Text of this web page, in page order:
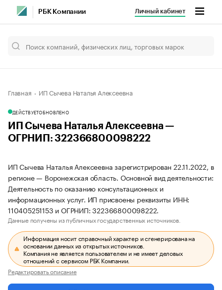
РБК Компании Личный кабинет
Главная ИП Сычева Наталья Алексеевна
ДЕЙСТВУЕТОБНОВЛЕНО
ИП Сычева Наталья Алексеевна —
ОГРНИП: 322366800098222
ИП Сычева Наталья Алексеевна зарегистрирован 22.11.2022, в
регионе — Воронежская область. Основной вид деятельности:
Деятельность по оказанию консультационных и
информационных услуг. ИП присвоены реквизиты ИНН:
110405251153 и ОГРНИП: 322366800098222.
Данные получены из публичных государственных источников.
Информация носит справочный характер и сгенерирована на
основании данных из открытых источников.
Компания не является пользователем и не имеет деловых
отношений с сервисом РБК Компании.
Редактировать описание